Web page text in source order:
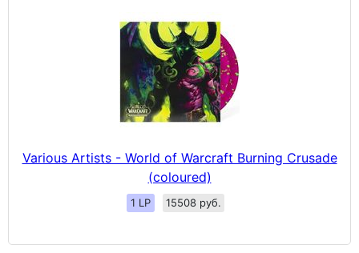
Various Artists - World of Warcraft Burning Crusade
(coloured)
1 LP 15508 руб.